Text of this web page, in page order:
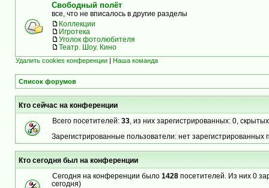
Свободный полёт
все, что не вписалось в другие разделы
Коллекции
Игротека
Уголок фотолюбителя
Театр. Шоу. Кино
Удалить cookies конференции | Наша команда
Список форумов
Кто сейчас на конференции
Всего посетителей: 33 , из них зарегистрированных: 0,
Зарегистрированные пользователи: нет зарегистрированных
Кто сегодня был на конференции
Сегодня на конференции было 1428 посетителей. Из них 0
сегодня)